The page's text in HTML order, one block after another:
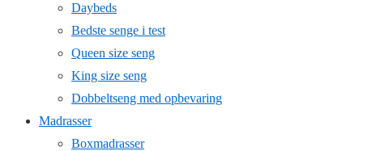
Daybeds
Bedste senge i test
Queen size seng
King size seng
Dobbeltseng med opbevaring
Madrasser
Boxmadrasser